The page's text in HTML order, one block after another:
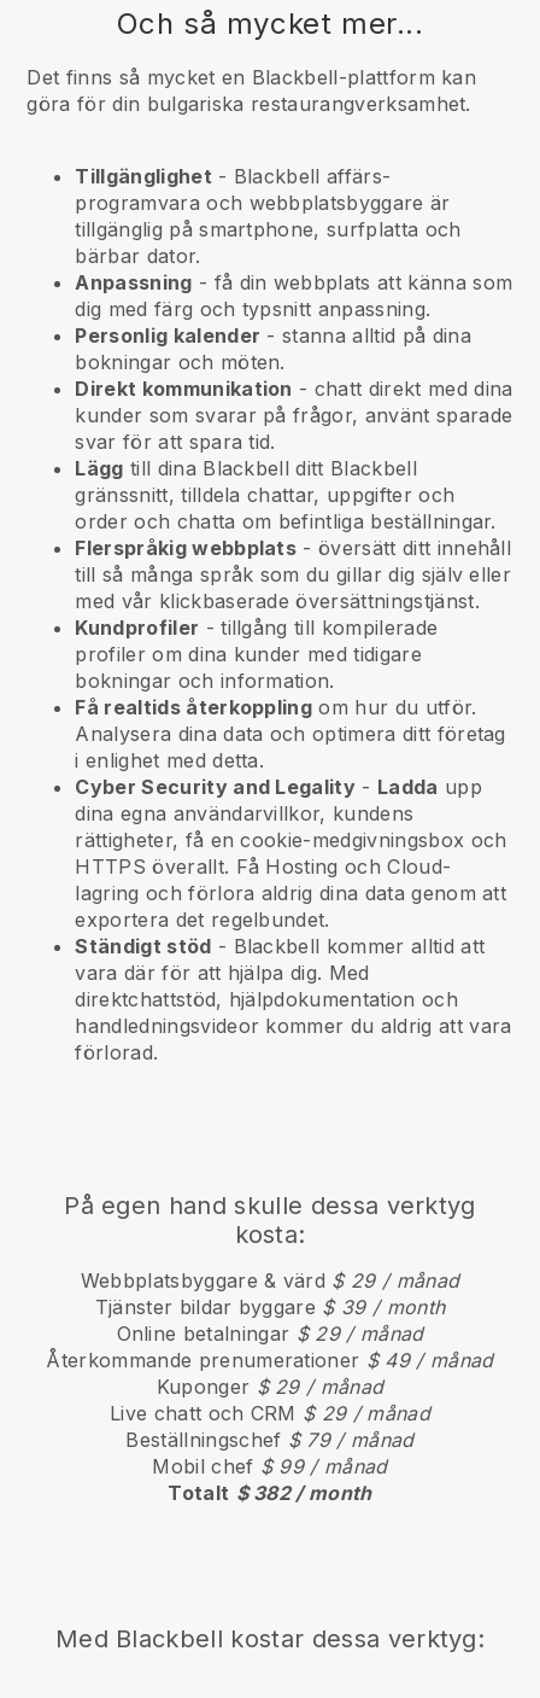
Och så mycket mer...
Det finns så mycket en Blackbell-plattform kan
göra för din bulgariska restaurangverksamhet.
Tillgänglighet - Blackbell affärs-
programvara och webbplatsbyggare är
tillgänglig på smartphone, surfplatta och
bärbar dator.
Anpassning - få din webbplats att känna som
dig med färg och typsnitt anpassning.
Personlig kalender - stanna alltid på dina
bokningar och möten.
Direkt kommunikation - chatt direkt med dina
kunder som svarar på frågor, använt sparade
svar för att spara tid.
Lägg till dina Blackbell ditt Blackbell
gränssnitt, tilldela chattar, uppgifter och
order och chatta om befintliga beställningar.
Flerspråkig webbplats - översätt ditt innehåll
till så många språk som du gillar dig själv eller
med vår klickbaserade översättningstjänst.
Kundprofiler - tillgång till kompilerade
profiler om dina kunder med tidigare
bokningar och information.
Få realtids återkoppling om hur du utför.
Analysera dina data och optimera ditt företag
i enlighet med detta.
Cyber Security and Legality - Ladda upp
dina egna användarvillkor, kundens
rättigheter, få en cookie-medgivningsbox och
HTTPS överallt. Få Hosting och Cloud-
lagring och förlora aldrig dina data genom att
exportera det regelbundet.
Ständigt stöd - Blackbell kommer alltid att
vara där för att hjälpa dig. Med
direktchattstöd, hjälpdokumentation och
handledningsvideor kommer du aldrig att vara
förlorad.
På egen hand skulle dessa verktyg
kosta:
Webbplatsbyggare & värd $ 29 / månad
Tjänster bildar byggare $ 39 / month
Online betalningar $ 29 / månad
Återkommande prenumerationer $ 49 / månad
Kuponger $ 29 / månad
Live chatt och CRM $ 29 / månad
Beställningschef $ 79 / månad
Mobil chef $ 99 / månad
Totalt $ 382 / month
Med Blackbell kostar dessa verktyg: